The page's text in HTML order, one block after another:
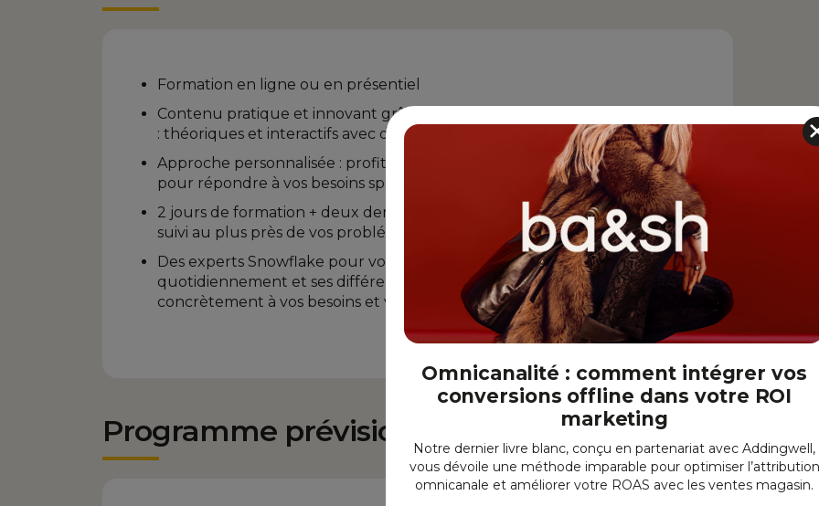
Formation en ligne ou en présentiel
Contenu pratique et innovant grâce à des modules complets et immersifs
: théoriques et interactifs avec des cas pratiques adaptés à vos cas d’usage
Approche personnalisée : profitez d'un accompagnement personnalisé
pour répondre à vos besoins spécifiques et optimiser votre apprentissage
2 jours de formation + deux demi-journée de cas pratiques, exercices et
suivi au plus près de vos problématiques
Des experts Snowflake pour vous accompagner : nos experts l’utilisent
quotidiennement et ses différents services et pourront répondre
concrètement à vos besoins et vos questions
Programme prévisionnel
Omnicanalité : comment intégrer vos
conversions offline dans votre ROI
marketing
Notre dernier livre blanc, conçu en partenariat avec Addingwell,
vous dévoile une méthode imparable pour optimiser l’attribution
omnicanale et améliorer votre ROAS avec les ventes magasin.